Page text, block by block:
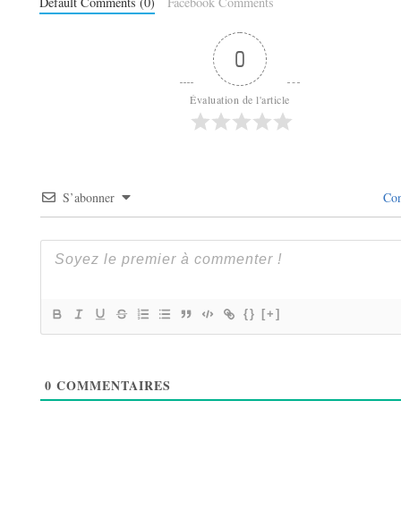
0
Évaluation de l'article
S’abonner
{} [+]
0 COMMENTAIRES